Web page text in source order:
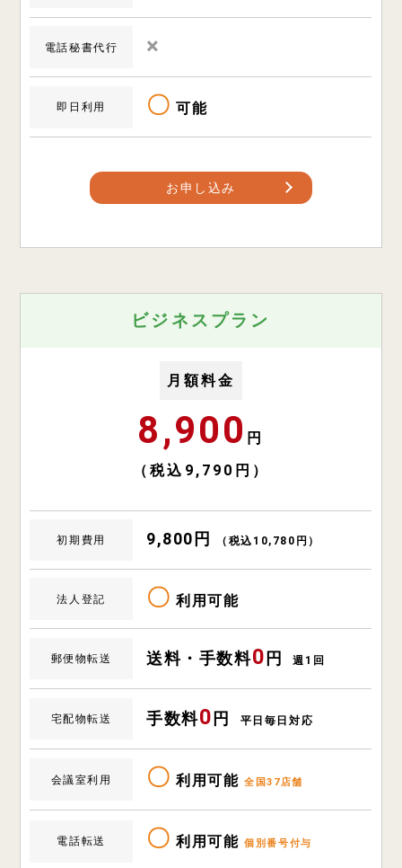
電話秘書代行 ×
即日利用 〇 可能
お申し込み
ビジネスプラン
月額料金
8,900 円
（税込9,790円）
初期費用 9,800円 （税込10,780円）
法人登記 〇 利用可能
郵便物転送 送料・手数料0 円 週1回
宅配物転送 手数料0 円 平日毎日対応
会議室利用 〇 利用可能全国37店舗
電話転送 〇 利用可能個別番号付与